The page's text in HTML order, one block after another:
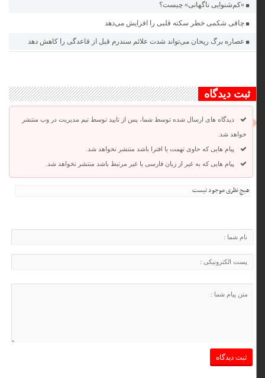
«کم‌شنوایی ناگهانی» چیست؟
چاقی شکمی خطر سکته قلبی را افزایش می‌دهد
عصاره برگ ریحان می‌تواند شدت علائم سندرم قبل از قاعدگی را کاهش دهد
ثبت دیدگاه
دیدگاه های ارسال شده توسط شما، پس از تایید توسط تیم مدیریت در وب منتشر
خواهد شد.
پیام هایی که حاوی تهمت یا افترا باشد منتشر نخواهد شد.
پیام هایی که به غیر از زبان فارسی یا غیر مرتبط باشد منتشر نخواهد شد.
هیچ نظری موجود نیست